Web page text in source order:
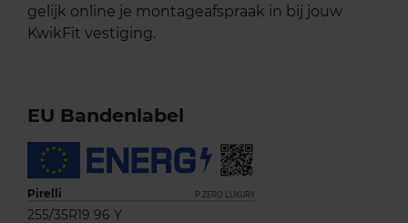
gelijk online je montageafspraak in bij jouw
KwikFit vestiging.
EU Bandenlabel
Pirelli P ZERO LUXURY
255/35R19 96 Y